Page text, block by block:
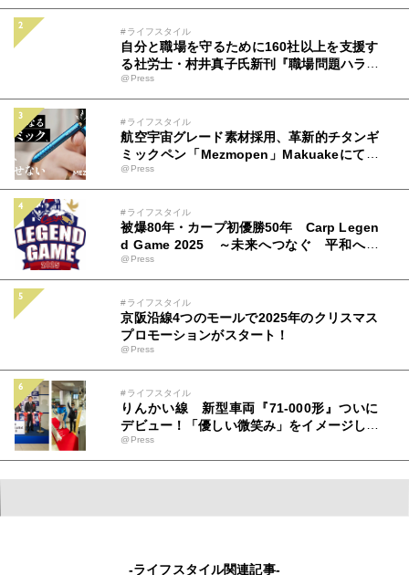
#ライフスタイル
自分と職場を守るために160社以上を支援す
る社労士・村井真子氏新刊『職場問題ハラス
メントのトリセツ』（アルク）9月22日発売
@Press
#ライフスタイル
航空宇宙グレード素材採用、革新的チタンギ
ミックペン「Mezmopen」Makuakeにて先
行発売開始
@Press
#ライフスタイル
被爆80年・カープ初優勝50年 Carp Legen
d Game 2025 ～未来へつなぐ 平和への
思い カープとともに～ 広島テレビ＆中国
新聞社 特別事業 チケット＆ユニフォーム
情報解禁！8月19日(火)から販売開始！
@Press
#ライフスタイル
京阪沿線4つのモールで2025年のクリスマス
プロモーションがスタート！
@Press
#ライフスタイル
りんかい線 新型車両『71-000形』ついに
デビュー！「優しい微笑み」をイメージした
新車両。安心・安全・快適性もアップグレー
ド。初運行を見届けるテープカット＆出発式
を開催！「新型車両は東京臨海高速鉄道の新
@Press
-ライフスタイル関連記事-